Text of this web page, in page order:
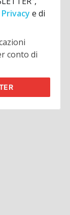
e di
conto di